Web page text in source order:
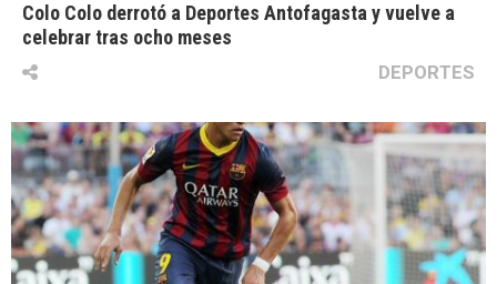
Colo Colo derrotó a Deportes Antofagasta y vuelve a
celebrar tras ocho meses
DEPORTES